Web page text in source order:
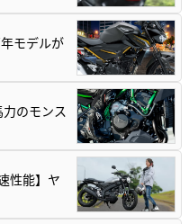
モデルが
のモンス
性能】ヤ